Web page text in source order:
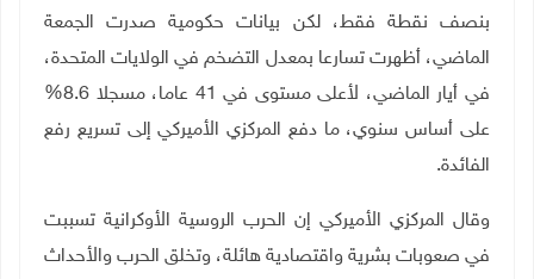
بنصف نقطة فقط، لكن بيانات حكومية صدرت الجمعة
الماضي، أظهرت تسارعا بمعدل التضخم في الولايات المتحدة،
في أيار الماضي، لأعلى مستوى في 41 عاما، مسجلا 8.6%
على أساس سنوي، ما دفع المركزي الأميركي إلى تسريع رفع
الفائدة.
وقال المركزي الأميركي إن الحرب الروسية الأوكرانية تسببت
في صعوبات بشرية واقتصادية هائلة، وتخلق الحرب والأحداث